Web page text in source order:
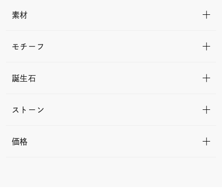
素材
モチーフ
誕生石
ストーン
価格